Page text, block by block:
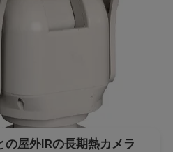
の屋外IRの長期熱カメラ